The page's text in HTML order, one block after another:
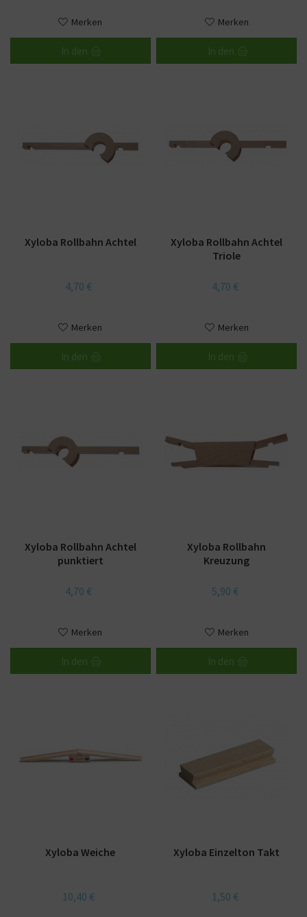
Merken
In den
Merken
In den
Xyloba Rollbahn Achtel
4,70 €
Merken
In den
Xyloba Rollbahn Achtel
Triole
4,70 €
Merken
In den
Xyloba Rollbahn Achtel
punktiert
4,70 €
Merken
In den
Xyloba Rollbahn
Kreuzung
5,90 €
Merken
In den
Xyloba Weiche
10,40 €
Xyloba Einzelton Takt
1,50 €